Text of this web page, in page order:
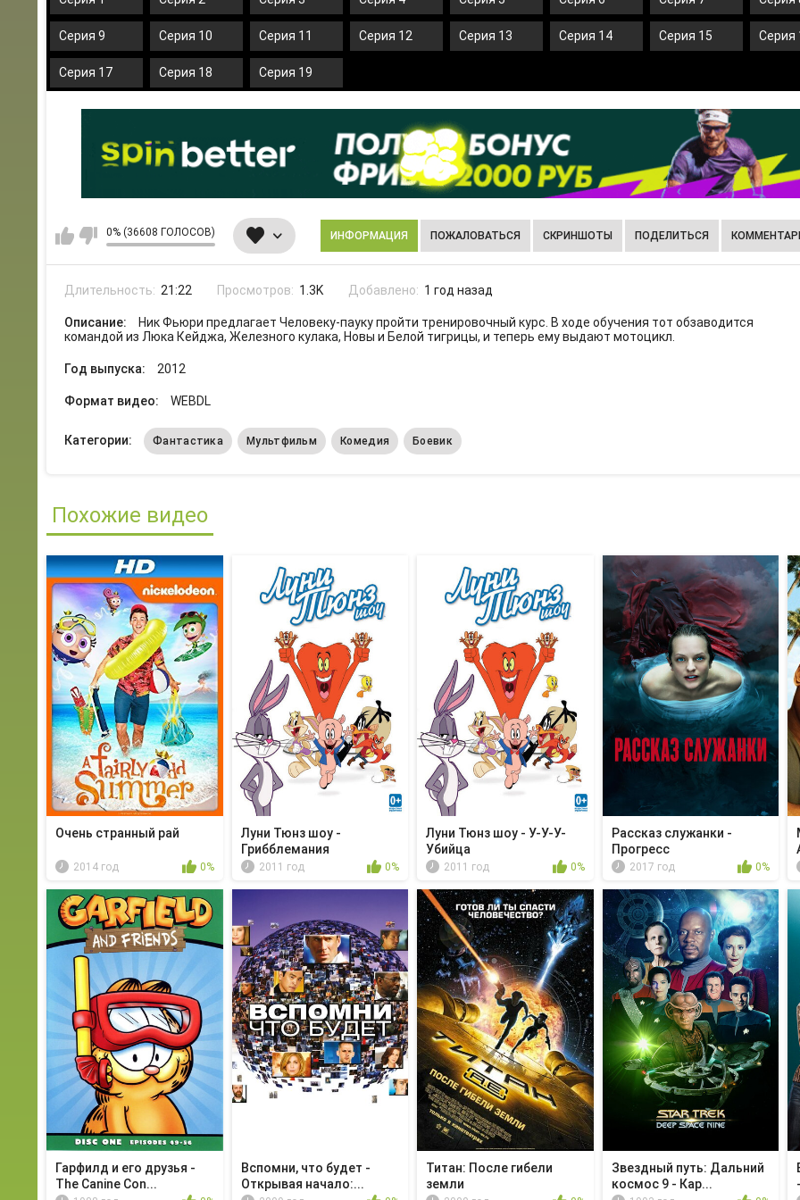
Серия 9 Серия 10 Серия 11 Серия 12 Серия 13 Серия 14 Серия 15 Серия
Серия 17 Серия 18 Серия 19
0% (36608 ГОЛОСОВ) ИНФОРМАЦИЯ ПОЖАЛОВАТЬСЯ СКРИНШОТЫ ПОДЕЛИТЬСЯ
Длительность: 21:22 Просмотров: 1.3K Добавлено: 1 год назад
Описание:
Ник Фьюри предлагает Человеку-пауку пройти тренировочный курс. В ходе обучения тот обзаводится
командой из Люка Кейджа, Железного кулака, Новы и Белой тигрицы, и теперь ему выдают мотоцикл.
Год выпуска: 2012
Формат видео: WEBDL
Категории: Фантастика Мультфильм Комедия Боевик
Похожие видео
Очень странный рай
2014 год 0%
Луни Тюнз шоу -
Грибблемания
2011 год 0%
Луни Тюнз шоу - У-У-У-
Убийца
2011 год 0%
Рассказ служанки -
Прогресс
2017 год 0%
Гарфилд и его друзья -
The Canine Con...
Вспомни, что будет -
Открывая начало:...
Титан: После гибели
земли
Звездный путь: Дальний
космос 9 - Кар...